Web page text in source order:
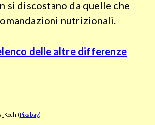
si discostano da quelle che
nutrizionali.
delle altre differenze
(Pixabay)